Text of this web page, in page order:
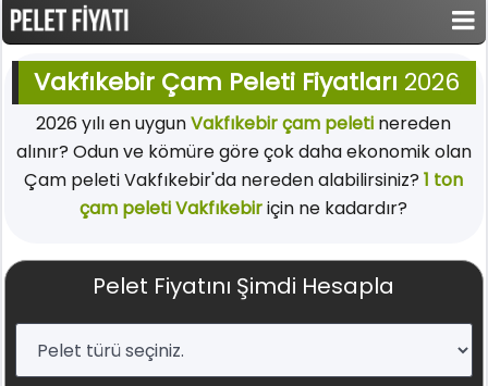
Vakfıkebir Çam Peleti Fiyatları 2026
2026 yılı en uygunVakfıkebir çam peleti nereden
alınır? Odun ve kömüre göre çok daha ekonomik olan
Çam peleti Vakfıkebir'da nereden alabilirsiniz?1 ton
çam peleti Vakfıkebiriçin ne kadardır?
Pelet Fiyatını Şimdi Hesapla